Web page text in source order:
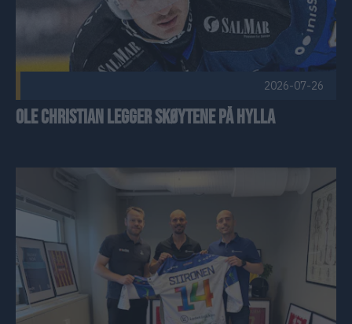
2026-07-26
Ole Christian legger skøytene på hylla
Ladeklinikken forlenger samarbeidet med Nidaros Hockey